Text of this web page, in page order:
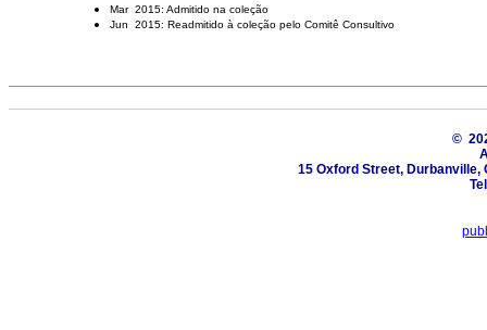
Mar 2015: Admitido na coleção
Jun 2015: Readmitido à coleção pelo Comitê Consultivo
©
15 Oxford Street, Durbanville,